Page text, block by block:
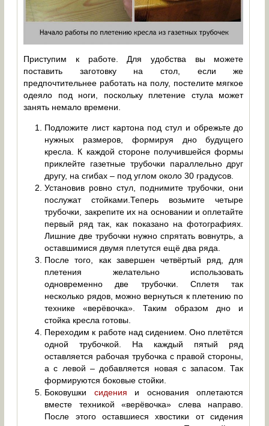
Приступим к работе. Для удобства вы можете
поставить заготовку на стол, если же
предпочтительнее работать на полу, постелите мягкое
одеяло под ноги, поскольку плетение стула может
занять немало времени.
Подложите лист картона под стул и обрежьте до
нужных размеров, формируя дно будущего
кресла. К каждой стороне получившейся формы
приклейте газетные трубочки параллельно друг
другу, на сгибах – под углом около 30 градусов.
Установив ровно стул, поднимите трубочки, они
послужат стойками.Теперь возьмите четыре
трубочки, закрепите их на основании и оплетайте
первый ряд так, как показано на фотографиях.
Лишние две трубочки нужно спрятать вовнутрь, а
оставшимися двумя плетутся ещё два ряда.
После того, как завершен четвёртый ряд, для
плетения желательно использовать
одновременно две трубочки. Сплетя так
несколько рядов, можно вернуться к плетению по
технике «верёвочка». Таким образом дно и
стойка кресла готовы.
Переходим к работе над сидением. Оно плетётся
одной трубочкой. На каждый пятый ряд
оставляется рабочая трубочка с правой стороны,
а с левой – добавляется новая с запасом. Так
формируются боковые стойки.
Боковушки сидения и основания оплетаются
вместе техникой «верёвочка» слева направо.
После этого оставшиеся хвостики от сидения